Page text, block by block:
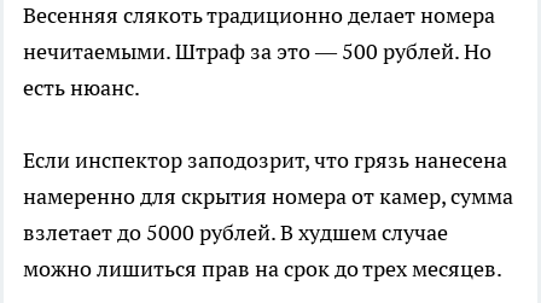
Весенняя слякоть традиционно делает номера
нечитаемыми. Штраф за это — 500 рублей. Но
есть нюанс.
Если инспектор заподозрит, что грязь нанесена
намеренно для скрытия номера от камер, сумма
взлетает до 5000 рублей. В худшем случае
можно лишиться прав на срок до трех месяцев.